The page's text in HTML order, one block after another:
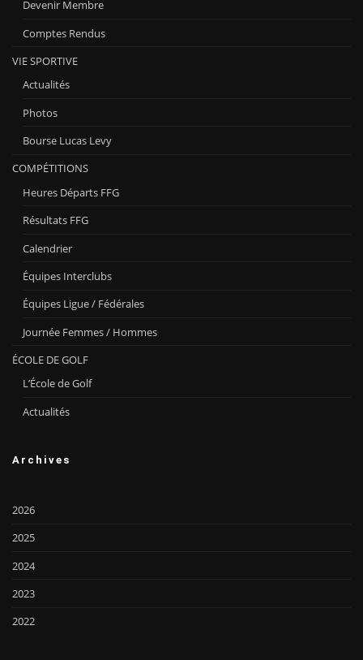
Devenir Membre
Comptes Rendus
VIE SPORTIVE
Actualités
Photos
Bourse Lucas Levy
COMPÉTITIONS
Heures Départs FFG
Résultats FFG
Calendrier
Équipes Interclubs
Équipes Ligue / Fédérales
Journée Femmes / Hommes
ÉCOLE DE GOLF
L’École de Golf
Actualités
Archives
2026
2025
2024
2023
2022